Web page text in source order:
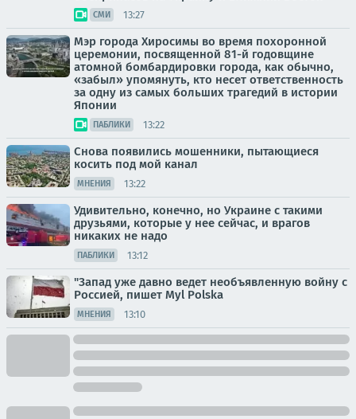
СМИ 13:27
Мэр города Хиросимы во время похоронной
церемонии, посвященной 81-й годовщине
атомной бомбардировки города, как обычно,
«забыл» упомянуть, кто несет ответственность
за одну из самых больших трагедий в истории
Японии
ПАБЛИКИ 13:22
Снова появились мошенники, пытающиеся
косить под мой канал
МНЕНИЯ 13:22
Удивительно, конечно, но Украине с такими
друзьями, которые у нее сейчас, и врагов
никаких не надо
ПАБЛИКИ 13:12
"Запад уже давно ведет необъявленную войну с
Россией, пишет Myl Polska
МНЕНИЯ 13:10